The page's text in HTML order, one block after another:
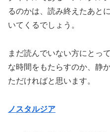
るのかは、読み終えたあと
いてくるでしょう。
まだ読んでいない方にとっ
な時間をもたらすのか、静
ただければと思います。
ノスタルジア